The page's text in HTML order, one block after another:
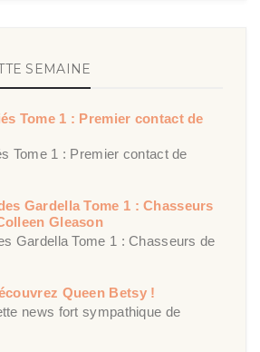
SEMAINE
Tome 1 : Premier contact de
Tome 1 : Premier contact de
Gardella Tome 1 : Chasseurs
Gleason
Gardella Tome 1 : Chasseurs de
Queen Betsy !
news fort sympathique de